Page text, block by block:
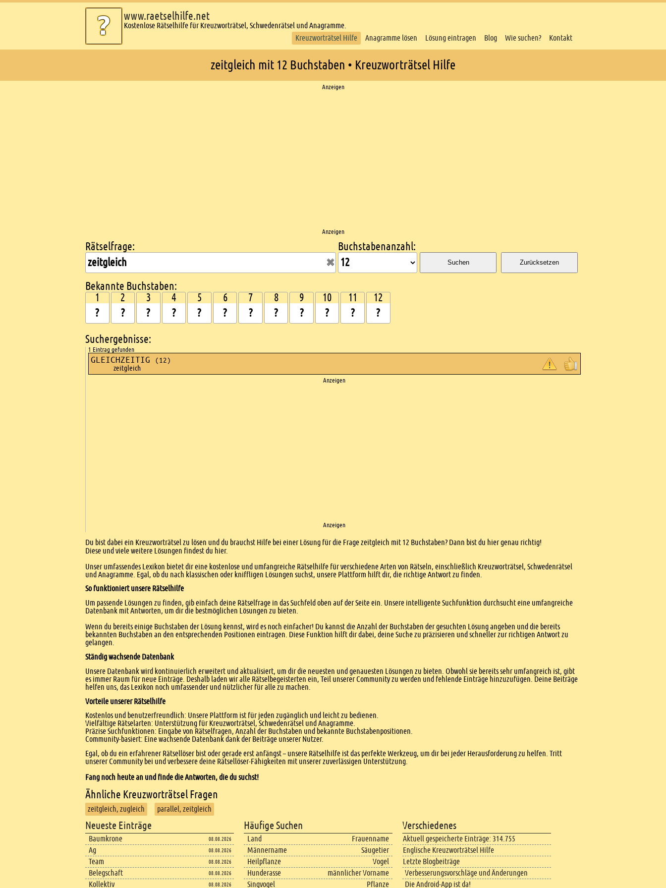
www.raetselhilfe.net
Kostenlose Rätselhilfe für Kreuzworträtsel, Schwedenrätsel und Anagramme.
Kreuzworträtsel Hilfe
Anagramme lösen Lösung eintragen Blog Wie suchen? Kontakt
zeitgleich mit 12 Buchstaben • Kreuzworträtsel Hilfe
Anzeigen
Anzeigen
Kreuzworträtsel suchen
Rätselfrage: Buchstabenanzahl:
Suchen Zurücksetzen
Bekannte Buchstaben:
1 2 3 4 5 6 7 8 9 10 11 12
Suchergebnisse:
1 Eintrag gefunden
GLEICHZEITIG (12)
zeitgleich
Anzeigen
Anzeigen
Einleitung
Du bist dabei ein Kreuzworträtsel zu lösen und du brauchst Hilfe bei einer Lösung für die Frage zeitgleich mit 12 Buchstaben? Dann bist du hier genau richtig!
Diese und viele weitere Lösungen findest du hier.
Unser umfassendes Lexikon bietet dir eine kostenlose und umfangreiche Rätselhilfe für verschiedene Arten von Rätseln, einschließlich Kreuzworträtsel, Schwedenrätsel
und Anagramme. Egal, ob du nach klassischen oder kniffligen Lösungen suchst, unsere Plattform hilft dir, die richtige Antwort zu finden.
So funktioniert unsere Rätselhilfe
Um passende Lösungen zu finden, gib einfach deine Rätselfrage in das Suchfeld oben auf der Seite ein. Unsere intelligente Suchfunktion durchsucht eine umfangreiche
Datenbank mit Antworten, um dir die bestmöglichen Lösungen zu bieten.
Wenn du bereits einige Buchstaben der Lösung kennst, wird es noch einfacher! Du kannst die Anzahl der Buchstaben der gesuchten Lösung angeben und die bereits
bekannten Buchstaben an den entsprechenden Positionen eintragen. Diese Funktion hilft dir dabei, deine Suche zu präzisieren und schneller zur richtigen Antwort zu
gelangen.
Ständig wachsende Datenbank
Unsere Datenbank wird kontinuierlich erweitert und aktualisiert, um dir die neuesten und genauesten Lösungen zu bieten. Obwohl sie bereits sehr umfangreich ist, gibt
es immer Raum für neue Einträge. Deshalb laden wir alle Rätselbegeisterten ein, Teil unserer Community zu werden und fehlende Einträge hinzuzufügen. Deine Beiträge
helfen uns, das Lexikon noch umfassender und nützlicher für alle zu machen.
Vorteile unserer Rätselhilfe
Kostenlos und benutzerfreundlich: Unsere Plattform ist für jeden zugänglich und leicht zu bedienen.
Vielfältige Rätselarten: Unterstützung für Kreuzworträtsel, Schwedenrätsel und Anagramme.
Präzise Suchfunktionen: Eingabe von Rätselfragen, Anzahl der Buchstaben und bekannte Buchstabenpositionen.
Community-basiert: Eine wachsende Datenbank dank der Beiträge unserer Nutzer.
Egal, ob du ein erfahrener Rätsellöser bist oder gerade erst anfängst – unsere Rätselhilfe ist das perfekte Werkzeug, um dir bei jeder Herausforderung zu helfen. Tritt
unserer Community bei und verbessere deine Rätsellöser-Fähigkeiten mit unserer zuverlässigen Unterstützung.
Fang noch heute an und finde die Antworten, die du suchst!
Ähnliche Kreuzworträtsel Fragen
zeitgleich, zugleich
parallel, zeitgleich
Footer content
Neueste Einträge
Baumkrone 08.08.2026
Ag 08.08.2026
Team 08.08.2026
Belegschaft 08.08.2026
Kollektiv 08.08.2026
Häufige Suchen
Land
Frauenname
Männername
Säugetier
Heilpflanze
Vogel
Hunderasse
männlicher Vorname
Singvogel
Pflanze
Verschiedenes
Aktuell gespeicherte Einträge: 314.755
Englische Kreuzworträtsel Hilfe
Letzte Blogbeiträge
Verbesserungsvorschläge und Änderungen
Die Android-App ist da!